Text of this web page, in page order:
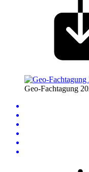
Geo-Fachtagung